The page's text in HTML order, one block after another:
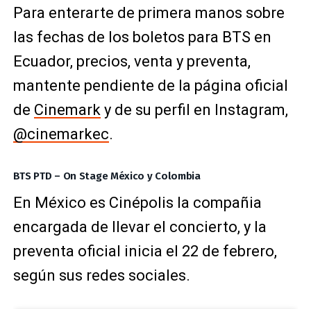
Para enterarte de primera manos sobre
las fechas de los boletos para BTS en
Ecuador, precios, venta y preventa,
mantente pendiente de la página oficial
de Cinemark y de su perfil en Instagram,
@cinemarkec.
BTS PTD – On Stage México y Colombia
En México es Cinépolis la compañia
encargada de llevar el concierto, y la
preventa oficial inicia el 22 de febrero,
según sus redes sociales.